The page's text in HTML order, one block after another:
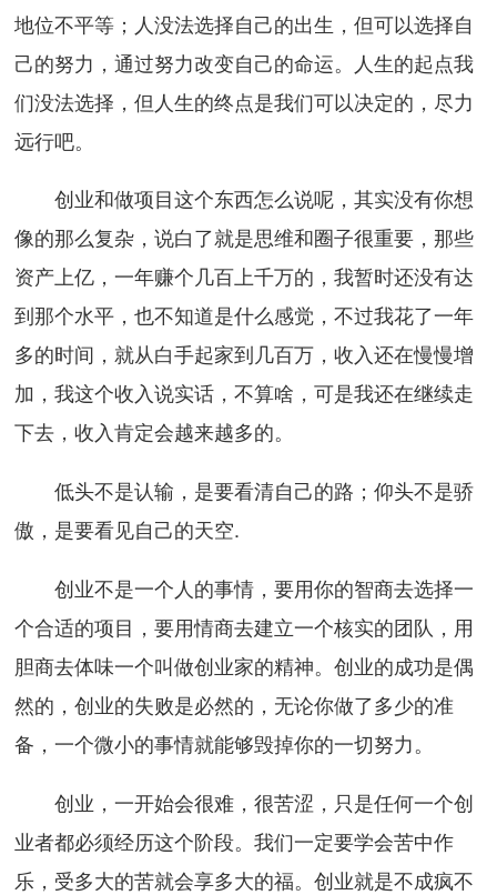
地位不平等；人没法选择自己的出生，但可以选择自
己的努力，通过努力改变自己的命运。人生的起点我
们没法选择，但人生的终点是我们可以决定的，尽力
远行吧。
创业和做项目这个东西怎么说呢，其实没有你想
像的那么复杂，说白了就是思维和圈子很重要，那些
资产上亿，一年赚个几百上千万的，我暂时还没有达
到那个水平，也不知道是什么感觉，不过我花了一年
多的时间，就从白手起家到几百万，收入还在慢慢增
加，我这个收入说实话，不算啥，可是我还在继续走
下去，收入肯定会越来越多的。
低头不是认输，是要看清自己的路；仰头不是骄
傲，是要看见自己的天空.
创业不是一个人的事情，要用你的智商去选择一
个合适的项目，要用情商去建立一个核实的团队，用
胆商去体味一个叫做创业家的精神。创业的成功是偶
然的，创业的失败是必然的，无论你做了多少的准
备，一个微小的事情就能够毁掉你的一切努力。
创业，一开始会很难，很苦涩，只是任何一个创
业者都必须经历这个阶段。我们一定要学会苦中作
乐，受多大的苦就会享多大的福。创业就是不成疯不